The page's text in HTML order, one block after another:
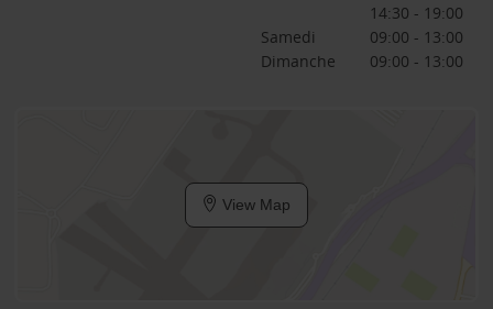
14:30 - 19:00
Samedi
09:00 - 13:00
Dimanche
09:00 - 13:00
View Map